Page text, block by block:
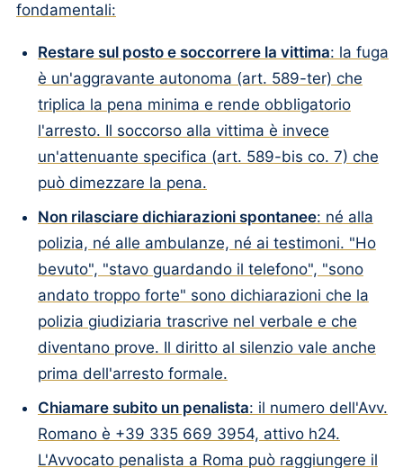
fondamentali:
Restare sul posto e soccorrere la vittima: la fuga
è un'aggravante autonoma (art. 589-ter) che
triplica la pena minima e rende obbligatorio
l'arresto. Il soccorso alla vittima è invece
un'attenuante specifica (art. 589-bis co. 7) che
può dimezzare la pena.
Non rilasciare dichiarazioni spontanee: né alla
polizia, né alle ambulanze, né ai testimoni. "Ho
bevuto", "stavo guardando il telefono", "sono
andato troppo forte" sono dichiarazioni che la
polizia giudiziaria trascrive nel verbale e che
diventano prove. Il diritto al silenzio vale anche
prima dell'arresto formale.
Chiamare subito un penalista: il numero dell'Avv.
Romano è +39 335 669 3954, attivo h24.
L'Avvocato penalista a Roma può raggiungere il